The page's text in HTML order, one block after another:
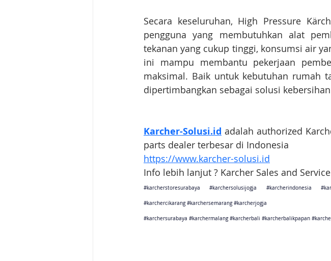
Secara keseluruhan, High Pressure
pengguna yang membutuhkan alat
tekanan yang cukup tinggi, konsumsi air
ini mampu membantu pekerjaan
maksimal. Baik untuk kebutuhan rumah
dipertimbangkan sebagai solusi
Karcher-Solusi.id adalah authorized
parts dealer terbesar di Indonesia
https://www.karcher-solusi.id
Info lebih lanjut ? Karcher Sales and Service
#karcherstoresurabaya #karchersolusijogja #karcherindonesia
#karchercikarang #karchersemarang #karcherjogja
#karchersurabaya #karchermalang #karcherbali #karcherbalikpapan